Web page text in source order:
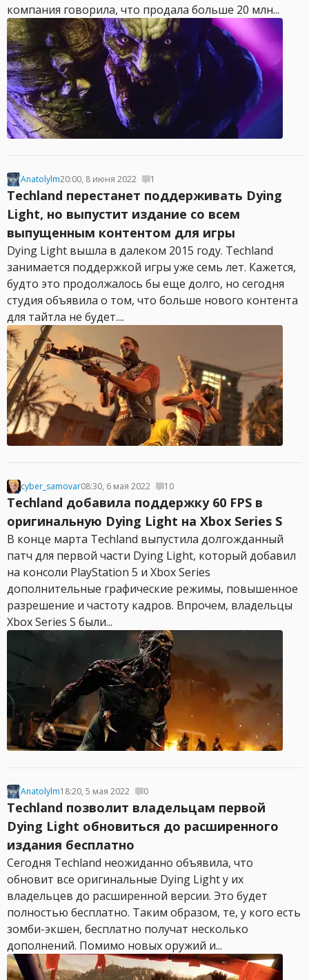
компания говорила, что продала больше 20 млн...
Anatolylm20:00, 8 июня 2022 1
Techland перестанет поддерживать Dying
Light, но выпустит издание со всем
выпущенным контентом для игры
Dying Light вышла в далеком 2015 году. Techland
занимается поддержкой игры уже семь лет. Кажется,
будто это продолжалось бы еще долго, но сегодня
студия объявила о том, что больше нового контента
для тайтла не будет....
cyber_samovar08:30, 6 мая 2022 10
Techland добавила поддержку 60 FPS в
оригинальную Dying Light на Xbox Series S
В конце марта Techland выпустила долгожданный
патч для первой части Dying Light, который добавил
на консоли PlayStation 5 и Xbox Series
дополнительные графические режимы, повышенное
разрешение и частоту кадров. Впрочем, владельцы
Xbox Series S были...
Anatolylm18:20, 5 мая 2022 0
Techland позволит владельцам первой
Dying Light обновиться до расширенного
издания бесплатно
Сегодня Techland неожиданно объявила, что
обновит все оригинальные Dying Light у их
владельцев до расширенной версии. Это будет
полностью бесплатно. Таким образом, те, у кого есть
зомби-экшен, бесплатно получат несколько
дополнений. Помимо новых оружий и...